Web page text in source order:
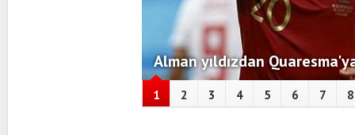
1 2 3 4 5 6 7 8
Alman yıldızdan